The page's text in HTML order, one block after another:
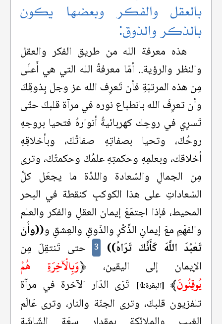
بالعقل والفكر وبعضها يكون
بالذكر والذوق:
هذه معرفة الله من طريق الفكر والعقل
والنظر والرؤية.. أمّا معرفةُ الله التي هي أَعلَى
مِن هذه المرتبَةِ فأن تَعرِف الله عز وجل بِذوقِكَ
وأن تعرِفَ الله بانطباع نوره في مرآة قلبكَ حتّى
تَسرِي في روحِك كهربائيةُ أنوارهُ فتحيا بروحِهِ
روحُكَ، وتحيا بصفاتِهِ صفاتُكَ، وبأخلاقِهِ
أخلاقك، وبعلمِهِ وحكمتِهِ علمُكَ وحكمتُكَ، وترى
مِن الجمالِ والسّعادة واللذّة ما يجعَل كلَّ
السّعاداتِ على هذا الكوكبِ كنقطة في البحر
المحيط، فإذا اجتمَعَ إيمان العقلِ والفكر والعلم
والفهْمِ معَ إيمانِ الذِّكْرِ والذّوقِ والعِشقِ و((وأَنْ
تَعْبُدَ اللَّهَ كَأَنَّكَ تَرَاهُ))
3
حتى تَنتقِلَ مِن
الإيمان إلى اليقين، ﴿وَبِالْآخِرَةِ هُمْ
يُوقِنُونَ﴾ [البقرة:4]
تَرَى الدّار الآخرة في مرآة
تلفزيون قلبكَ، وترى الجنّة والنار، وترى عَالَم